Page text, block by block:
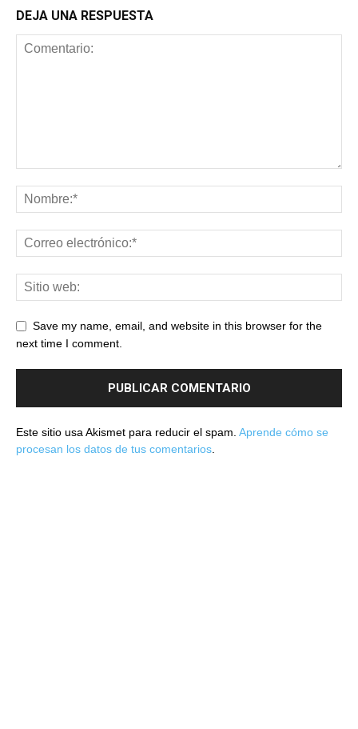
DEJA UNA RESPUESTA
Save my name, email, and website in this browser for the
next time I comment.
Este sitio usa Akismet para reducir el spam. Aprende cómo se
procesan los datos de tus comentarios